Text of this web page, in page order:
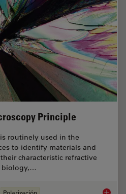
Principle
routinely used in the
to identify materials and
characteristic refractive
biology,…
Polarización